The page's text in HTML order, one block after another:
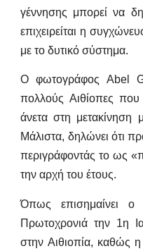
γέννησης μπορεί να
επιχειρείται η
με το δυτικό σύστημα.
Ο φωτογράφος Abel
πολλούς Αιθίοπες που
άνετα στη μετακίνηση
Μάλιστα, δηλώνει ότι
περιγράφοντάς το ως
την αρχή του έτους.
Όπως επισημαίνει
Πρωτοχρονιά την 1η
στην Αιθιοπία, καθώς